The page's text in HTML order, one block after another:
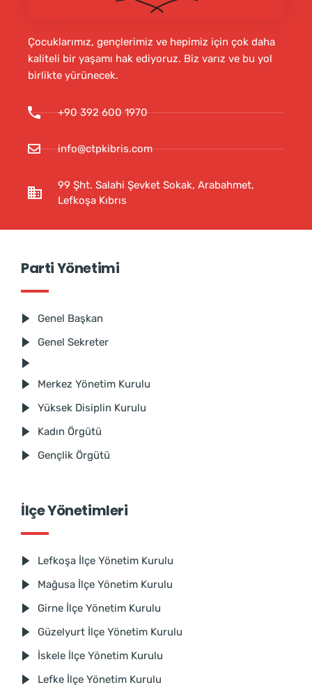
Çocuklarımız, gençlerimiz ve hepimiz için çok daha
kaliteli bir yaşamı hak ediyoruz. Biz varız ve bu yol
birlikte yürünecek.
+90 392 600 1970
info@ctpkibris.com
99 Şht. Salahi Şevket Sokak, Arabahmet,
Lefkoşa Kıbrıs
Parti Yönetimi
Genel Başkan
Genel Sekreter
Merkez Yönetim Kurulu
Yüksek Disiplin Kurulu
Kadın Örgütü
Gençlik Örgütü
İlçe Yönetimleri
Lefkoşa İlçe Yönetim Kurulu
Mağusa İlçe Yönetim Kurulu
Girne İlçe Yönetim Kurulu
Güzelyurt İlçe Yönetim Kurulu
İskele İlçe Yönetim Kurulu
Lefke İlçe Yönetim Kurulu